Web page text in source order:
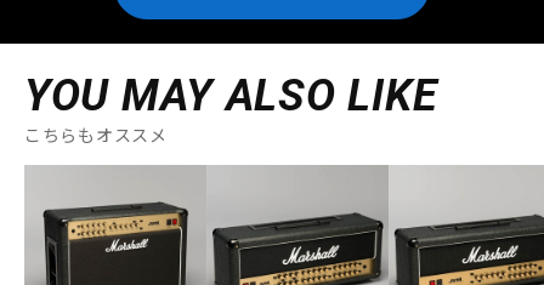
YOU MAY ALSO LIKE
こちらもオススメ